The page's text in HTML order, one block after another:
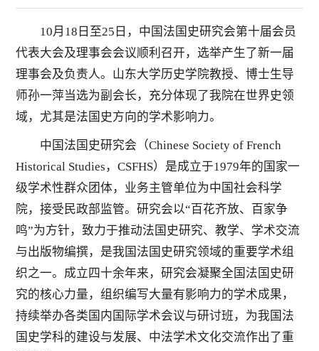
10月18日至25日，中国法国史研究会第十届会员
代表大会及理事会会议顺利召开，选举产生了新一届
理事会及负责人。山东大学历史学院教授、博士生导
师孙一萍当选为副会长，充分体现了我院在世界史领
域，尤其是法国史方向的学术影响力。
中国法国史研究会（Chinese Society of French
Historical Studies，CSFHS）是成立于1979年的国家一
级学术性群众团体，业务主管单位为中国社会科学
院，接受民政部监管。研究会以“百花齐放、百家争
鸣”为方针，致力于推动法国史研究、教学、学术交流
与出版物编撰，是我国法国史研究领域的重要学术组
织之一。成立四十余年来，研究会凝聚全国法国史研
究的核心力量，组织编写大量有影响力的学术成果，
持续举办各类国内国际学术会议与研讨班，为我国法
国史学科的建设与发展、中法学术文化交流作出了重